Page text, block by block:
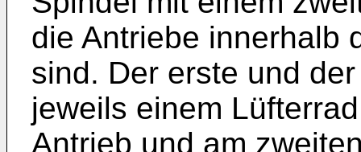
die Antriebe innerhalb
sind. Der erste und
jeweils einem
Antrieb und am